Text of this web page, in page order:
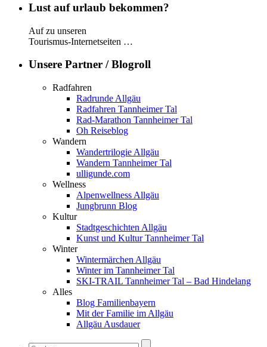
Lust auf urlaub bekommen?
Auf zu unseren
Tourismus-Internetseiten …
Unsere Partner / Blogroll
Radfahren
Radrunde Allgäu
Radfahren Tannheimer Tal
Rad-Marathon Tannheimer Tal
Oh Reiseblog
Wandern
Wandertrilogie Allgäu
Wandern Tannheimer Tal
ulligunde.com
Wellness
Alpenwellness Allgäu
Jungbrunn Blog
Kultur
Stadtgeschichten Allgäu
Kunst und Kultur Tannheimer Tal
Winter
Wintermärchen Allgäu
Winter im Tannheimer Tal
SKI-TRAIL Tannheimer Tal – Bad Hindelang
Alles
Blog Familienbayern
Mit der Familie im Allgäu
Allgäu Ausdauer